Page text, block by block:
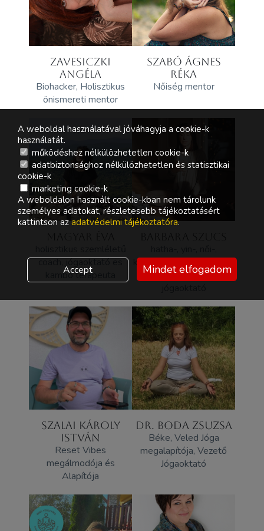
ZAVESICZKI
ANGÉLA
Biohacker, Holisztikus
önismereti mentor
SZABÓ ÁGNES
RÉKA
Nőiség mentor
coach, jógaoktató es
kambo terapeuta
kismama- és szomatikus
és traumatudatos
SZALAI KÁROLY
ISTVÁN
Reset Vibes
megálmodója és
Alapítója
DR. BODA ZSUZSA
Béke, Veled Jóga
megalapítója, Vezető
Jógaoktató
A weboldal használatával jóváhagyja a cookie-k
használatát.
működéshez nélkülözhetetlen cookie-k
adatbiztonsághoz nélkülözhetetlen és statisztikai
cookie-k
marketing cookie-k
A weboldalon használt cookie-kban nem tárolunk
személyes adatokat, részletesebb tájékoztatásért
kattintson az adatvédelmi tájékoztatóra.
Accept Mindet elfogadom